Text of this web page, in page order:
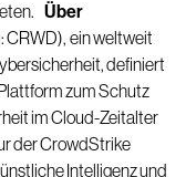
Über
CRWD), ein weltweit
definiert
zum Schutz
im Cloud-Zeitalter
der CrowdStrike
Intelligenz und